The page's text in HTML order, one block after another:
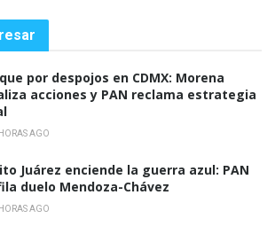
por despojos en CDMX: Morena
acciones y PAN reclama estrategia
AGO
Juárez enciende la guerra azul: PAN
duelo Mendoza-Chávez
AGO